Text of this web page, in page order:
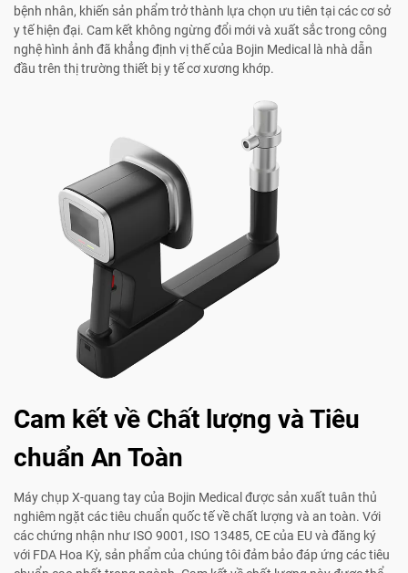
bệnh nhân, khiến sản phẩm trở thành lựa chọn ưu tiên tại các cơ sở
y tế hiện đại. Cam kết không ngừng đổi mới và xuất sắc trong công
nghệ hình ảnh đã khẳng định vị thế của Bojin Medical là nhà dẫn
đầu trên thị trường thiết bị y tế cơ xương khớp.
Cam kết về Chất lượng và Tiêu
chuẩn An Toàn
Máy chụp X-quang tay của Bojin Medical được sản xuất tuân thủ
nghiêm ngặt các tiêu chuẩn quốc tế về chất lượng và an toàn. Với
các chứng nhận như ISO 9001, ISO 13485, CE của EU và đăng ký
với FDA Hoa Kỳ, sản phẩm của chúng tôi đảm bảo đáp ứng các tiêu